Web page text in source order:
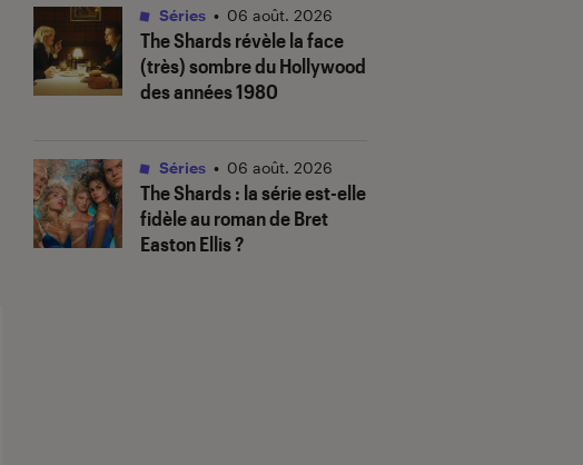
The Shardsrévèle la face
(très) sombre du Hollywood
des années 1980
Séries • 06 août. 2026
The Shards: la série est-elle
fidèle au roman de Bret
Easton Ellis ?
Séries • 06 août. 2026